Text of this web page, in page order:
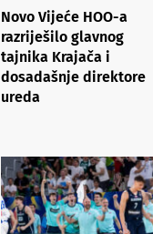
Novo Vijeće HOO-a
razriješilo glavnog
tajnika Krajača i
dosadašnje direktore
ureda